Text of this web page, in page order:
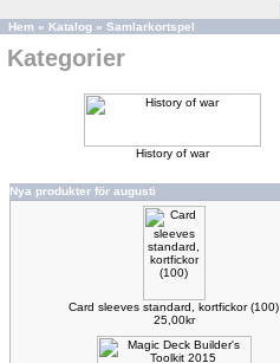
Hem » Katalog » Samlarkortspel
Kategorier
History of war
Nya produkter för augusti
Card sleeves standard, kortfickor (100)
25,00kr